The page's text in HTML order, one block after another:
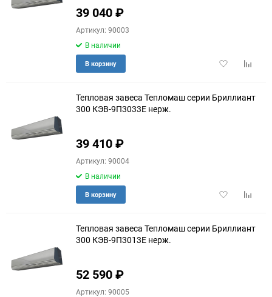
39 040₽
Артикул: 90003
В наличии
Добавить
В корзину
Тепловая завеса Тепломаш серии Бриллиант
300 КЭВ-9П3033E нерж.
39 410₽
Артикул: 90004
В наличии
Добавить
В корзину
Тепловая завеса Тепломаш серии Бриллиант
300 КЭВ-9П3013E нерж.
52 590₽
Артикул: 90005